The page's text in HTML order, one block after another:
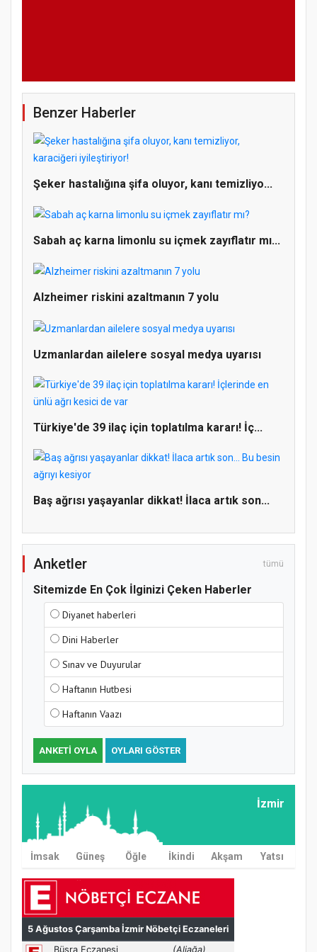
Doğanyol'da Temel Dini Bilgiler Sınavı
Gerçekleştirildi
Benzer Haberler
Şeker hastalığına şifa oluyor, kanı temizliyo...
Sabah aç karna limonlu su içmek zayıflatır mı...
Alzheimer riskini azaltmanın 7 yolu
Uzmanlardan ailelere sosyal medya uyarısı
Türkiye'de 39 ilaç için toplatılma kararı! İç...
Baş ağrısı yaşayanlar dikkat! İlaca artık son...
Anketler tümü
Sitemizde En Çok İlginizi Çeken Haberler
Diyanet haberleri
Dini Haberler
Sınav ve Duyurular
Haftanın Hutbesi
Haftanın Vaazı
ANKETI OYLA OYLARI GÖSTER
İzmir
İmsak Güneş Öğle İkindi Akşam Yatsı